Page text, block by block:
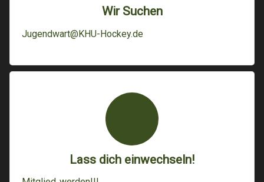
Wir Suchen
Jugendwart@KHU-Hockey.de
Lass dich einwechseln!